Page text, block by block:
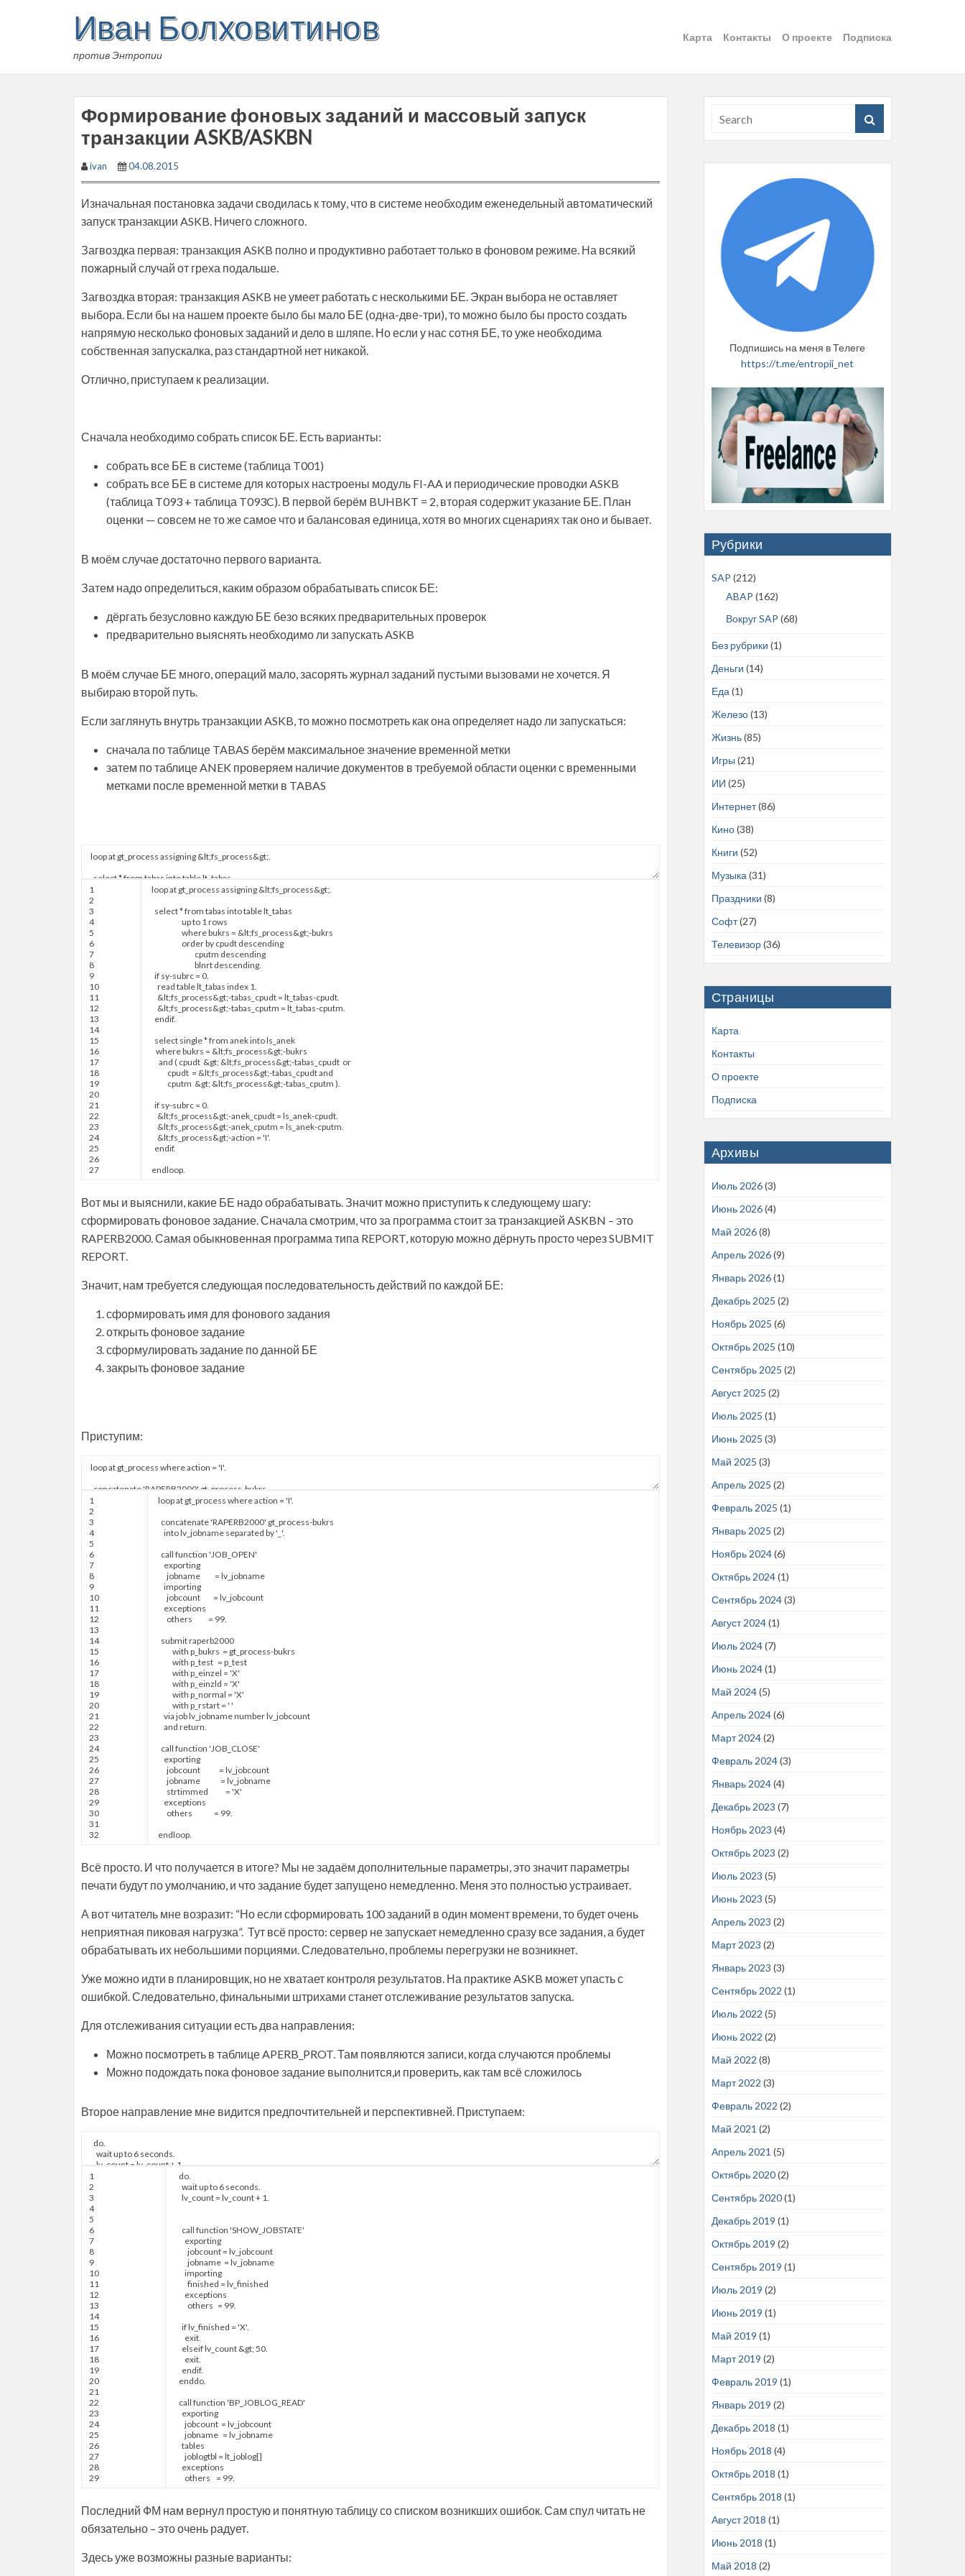
Иван Болховитинов
против Энтропии
Карта Контакты О проекте Подписка
Формирование фоновых заданий и массовый запуск
транзакции ASKB/ASKBN
ivan 04.08.2015
Изначальная постановка задачи сводилась к тому, что в системе необходим еженедельный автоматический
запуск транзакции ASKB. Ничего сложного.
Загвоздка первая: транзакция ASKB полно и продуктивно работает только в фоновом режиме. На всякий
пожарный случай от греха подальше.
Загвоздка вторая: транзакция ASKB не умеет работать с несколькими БЕ. Экран выбора не оставляет
выбора. Если бы на нашем проекте было бы мало БЕ (одна-две-три), то можно было бы просто создать
напрямую несколько фоновых заданий и дело в шляпе. Но если у нас сотня БЕ, то уже необходима
собственная запускалка, раз стандартной нет никакой.
Отлично, приступаем к реализации.
Сначала необходимо собрать список БЕ. Есть варианты:
собрать все БЕ в системе (таблица T001)
собрать все БЕ в системе для которых настроены модуль FI-AA и периодические проводки ASKB
(таблица T093 + таблица T093C). В первой берём BUHBKT = 2, вторая содержит указание БЕ. План
оценки — совсем не то же самое что и балансовая единица, хотя во многих сценариях так оно и бывает.
В моём случае достаточно первого варианта.
Затем надо определиться, каким образом обрабатывать список БЕ:
дёргать безусловно каждую БЕ безо всяких предварительных проверок
предварительно выяснять необходимо ли запускать ASKB
В моём случае БЕ много, операций мало, засорять журнал заданий пустыми вызовами не хочется. Я
выбираю второй путь.
Если заглянуть внутрь транзакции ASKB, то можно посмотреть как она определяет надо ли запускаться:
сначала по таблице TABAS берём максимальное значение временной метки
затем по таблице ANEK проверяем наличие документов в требуемой области оценки с временными
метками после временной метки в TABAS
1
2
3
4
5
6
7
8
9
10
11
12
13
14
15
16
17
18
19
20
21
22
23
24
25
26
27
loop at gt process assigning &lt;fs process&gt;.
select*from tabas intotablelt tabas
up to 1rows
wherebukrs = &lt;fs process&gt;-bukrs
order by cpudt descending
cputm descending
blnrt descending.
if sy-subrc = 0.
read tablelt tabas index 1.
&lt;fs process&gt;-tabas cpudt = lt tabas-cpudt.
&lt;fs process&gt;-tabas cputm = lt tabas-cputm.
endif.
select single*from anekintols anek
wherebukrs = &lt;fs process&gt;-bukrs
and ( cpudt &gt; &lt;fs process&gt;-tabas cpudt or
cpudt = &lt;fs process&gt;-tabas cpudtand
cputm &gt; &lt;fs process&gt;-tabas cputm ).
if sy-subrc = 0.
&lt;fs process&gt;-anek cpudt = ls anek-cpudt.
&lt;fs process&gt;-anek cputm = ls anek-cputm.
&lt;fs process&gt;-action = 'I'.
endif.
endloop.
Вот мы и выяснили, какие БЕ надо обрабатывать. Значит можно приступить к следующему шагу:
сформировать фоновое задание. Сначала смотрим, что за программа стоит за транзакцией ASKBN – это
RAPERB2000. Самая обыкновенная программа типа REPORT, которую можно дёрнуть просто через SUBMIT
REPORT.
Значит, нам требуется следующая последовательность действий по каждой БЕ:
сформировать имя для фонового задания
открыть фоновое задание
сформулировать задание по данной БЕ
закрыть фоновое задание
Приступим:
1
2
3
4
5
6
7
8
9
10
11
12
13
14
15
16
17
18
19
20
21
22
23
24
25
26
27
28
29
30
31
32
loop at gt process whereaction = 'I'.
concatenate'RAPERB2000' gt process-bukrs
intolv jobname separated by'_'.
call function 'JOB_OPEN'
exporting
jobname
= lv jobname
importing
jobcount
= lv jobcount
exceptions
others
= 99.
submitraperb2000
with p bukrs = gt process-bukrs
with p test = p test
with p einzel = 'X'
with p einzld = 'X'
with p normal = 'X'
with p rstart = ' '
via joblv jobnamenumberlv jobcount
and return.
call function 'JOB_CLOSE'
exporting
jobcount
= lv jobcount
jobname
= lv jobname
strtimmed
= 'X'
exceptions
others
= 99.
endloop.
Всё просто. И что получается в итоге? Мы не задаём дополнительные параметры, это значит параметры
печати будут по умолчанию, и что задание будет запущено немедленно. Меня это полностью устраивает.
А вот читатель мне возразит: “Но если сформировать 100 заданий в один момент времени, то будет очень
неприятная пиковая нагрузка”. Тут всё просто: сервер не запускает немедленно сразу все задания, а будет
обрабатывать их небольшими порциями. Следовательно, проблемы перегрузки не возникнет.
Уже можно идти в планировщик, но не хватает контроля результатов. На практике ASKB может упасть с
ошибкой. Следовательно, финальными штрихами станет отслеживание результатов запуска.
Для отслеживания ситуации есть два направления:
Можно посмотреть в таблице APERB_PROT. Там появляются записи, когда случаются проблемы
Можно подождать пока фоновое задание выполнится,и проверить, как там всё сложилось
Второе направление мне видится предпочтительней и перспективней. Приступаем:
1
2
3
4
5
6
7
8
9
10
11
12
13
14
15
16
17
18
19
20
21
22
23
24
25
26
27
28
29
do.
wait up to 6 seconds.
lv count = lv count+ 1.
call function 'SHOW_JOBSTATE'
exporting
jobcount = lv jobcount
jobname = lv jobname
importing
finished = lv finished
exceptions
others = 99.
iflv finished = 'X'.
exit.
elseiflv count &gt;50.
exit.
endif.
enddo.
call function 'BP_JOBLOG_READ'
exporting
jobcount = lv jobcount
jobname = lv jobname
tables
joblogtbl = lt joblog[]
exceptions
others
= 99.
Последний ФМ нам вернул простую и понятную таблицу со списком возникших ошибок. Сам спул читать не
обязательно – это очень радует.
Здесь уже возможны разные варианты:
Подпишись на меня в Телеге
https://t.me/entropii_net
Рубрики
SAP (212)
ABAP (162)
Вокруг SAP (68)
Без рубрики (1)
Деньги (14)
Еда (1)
Железо(13)
Жизнь(85)
Игры (21)
ИИ (25)
Интернет(86)
Кино(38)
Книги (52)
Музыка (31)
Праздники (8)
Софт(27)
Телевизор(36)
Страницы
Карта
Контакты
О проекте
Подписка
Архивы
Июль 2026(3)
Июнь 2026(4)
Май 2026(8)
Апрель 2026(9)
Январь 2026(1)
Декабрь 2025 (2)
Ноябрь 2025 (6)
Октябрь 2025 (10)
Сентябрь 2025 (2)
Август 2025 (2)
Июль 2025 (1)
Июнь 2025 (3)
Май 2025 (3)
Апрель 2025 (2)
Февраль 2025 (1)
Январь 2025 (2)
Ноябрь 2024(6)
Октябрь 2024(1)
Сентябрь 2024(3)
Август 2024(1)
Июль 2024(7)
Июнь 2024(1)
Май 2024(5)
Апрель 2024(6)
Март 2024(2)
Февраль 2024(3)
Январь 2024(4)
Декабрь 2023 (7)
Ноябрь 2023 (4)
Октябрь 2023 (2)
Июль 2023 (5)
Июнь 2023 (5)
Апрель 2023 (2)
Март 2023 (2)
Январь 2023 (3)
Сентябрь 2022 (1)
Июль 2022 (5)
Июнь 2022 (2)
Май 2022 (8)
Март 2022 (3)
Февраль 2022 (2)
Май 2021 (2)
Апрель 2021 (5)
Октябрь 2020(2)
Сентябрь 2020(1)
Декабрь 2019 (1)
Октябрь 2019 (2)
Сентябрь 2019 (1)
Июль 2019 (2)
Июнь 2019 (1)
Май 2019 (1)
Март 2019 (2)
Февраль 2019 (1)
Январь 2019 (2)
Декабрь 2018 (1)
Ноябрь 2018 (4)
Октябрь 2018 (1)
Сентябрь 2018 (1)
Август 2018 (1)
Июнь 2018 (1)
Май 2018 (2)